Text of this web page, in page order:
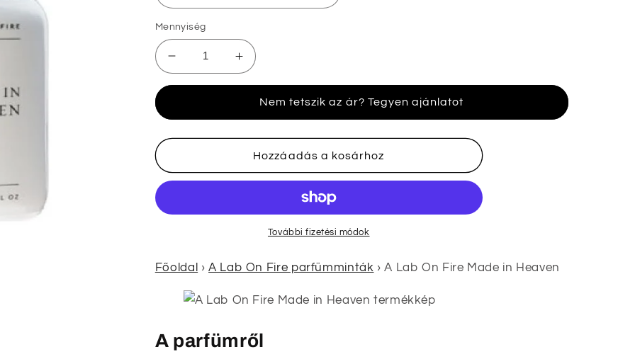
Mennyiség
Lab
Made
in
mennyiségének
A
Lab
Fire
Made
in
Heaven
mennyiségének
Nem tetszik az ár? Tegyen ajánlatot
Hozzáadás a kosárhoz
További fizetési módok
Főoldal ›A Lab On Fire parfümminták ›A Lab On Fire Made in Heaven
A parfümről